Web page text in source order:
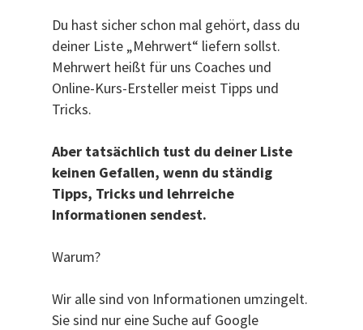
Du hast sicher schon mal gehört, dass du
deiner Liste „Mehrwert“ liefern sollst.
Mehrwert heißt für uns Coaches und
Online-Kurs-Ersteller meist Tipps und
Tricks.
Aber tatsächlich tust du deiner Liste
keinen Gefallen, wenn du ständig
Tipps, Tricks und lehrreiche
Informationen sendest.
Warum?
Wir alle sind von Informationen umzingelt.
Sie sind nur eine Suche auf Google